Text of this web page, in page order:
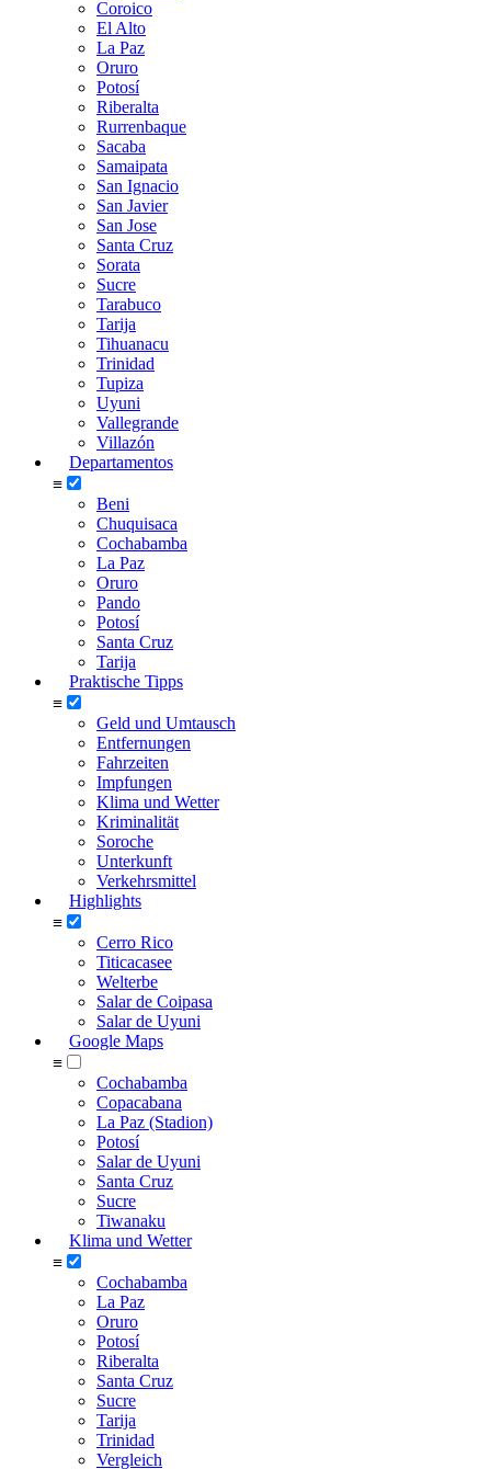
Coroico
El Alto
La Paz
Oruro
Potosí
Riberalta
Rurrenbaque
Sacaba
Samaipata
San Ignacio
San Javier
San Jose
Santa Cruz
Sorata
Sucre
Tarabuco
Tarija
Tihuanacu
Trinidad
Tupiza
Uyuni
Vallegrande
Villazón
Departamentos
≡
Beni
Chuquisaca
Cochabamba
La Paz
Oruro
Pando
Potosí
Santa Cruz
Tarija
Praktische Tipps
≡
Geld und Umtausch
Entfernungen
Fahrzeiten
Impfungen
Klima und Wetter
Kriminalität
Soroche
Unterkunft
Verkehrsmittel
Highlights
≡
Cerro Rico
Titicacasee
Welterbe
Salar de Coipasa
Salar de Uyuni
Google Maps
≡
Cochabamba
Copacabana
La Paz (Stadion)
Potosí
Salar de Uyuni
Santa Cruz
Sucre
Tiwanaku
Klima und Wetter
≡
Cochabamba
La Paz
Oruro
Potosí
Riberalta
Santa Cruz
Sucre
Tarija
Trinidad
Vergleich